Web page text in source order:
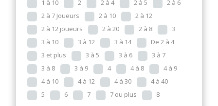
1 à 10
2 2 à 4 2 à 5
2 à 6
2 à 7 Joueurs
2 à 10
2 à 12
2 à 12 joueurs
2 à 20 2 à 8
3
3 à 10
3 à 12 3 à 14
De 2 à 4
3 et plus
3 à 5 3 à 6
3 à 7
3 à 8
3 à 9 4 4 à 8
4 à 9
4 à 10
4 à 12 4 à 30
4 à 40
5
6 7 7 ou plus 8